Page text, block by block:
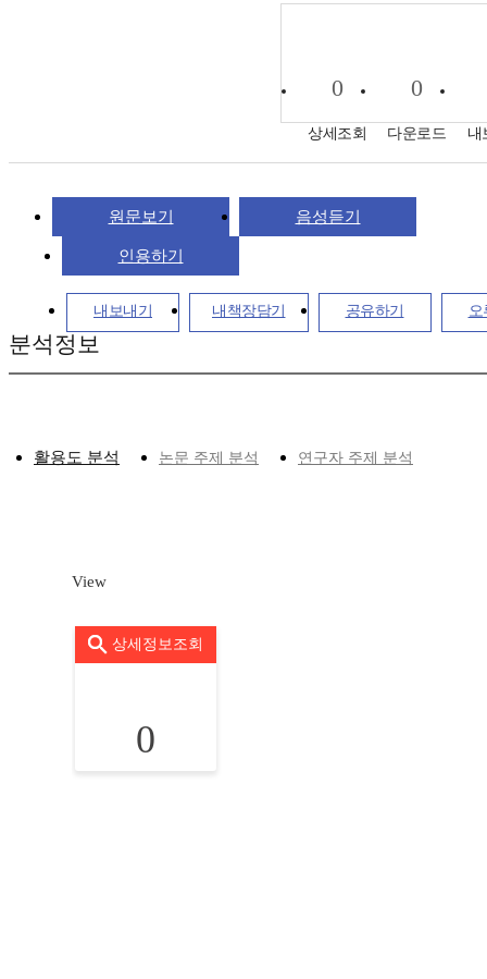
0
상세조회
0
다운로드 내
원문보기 음성듣기
인용하기
내보내기 내책장담기 공유하기 오
분석정보
활용도 분석 논문 주제 분석 연구자 주제 분석
View
상세정보조회
0